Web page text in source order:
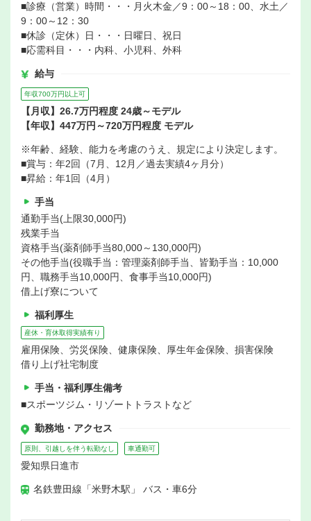
■診療（営業）時間・・・月火木金／9：00～18：00、水土／
9：00～12：30
■休診（定休）日・・・日曜日、祝日
■応需科目・・・内科、小児科、外科
給与
年収700万円以上可
【月収】26.7万円程度 24歳～モデル
【年収】447万円～720万円程度 モデル
※年齢、経験、能力を考慮のうえ、規定により決定します。
■賞与：年2回（7月、12月／過去実績4ヶ月分）
■昇給：年1回（4月）
手当
通勤手当(上限30,000円)
残業手当
資格手当(薬剤師手当80,000～130,000円)
その他手当(役職手当：管理薬剤師手当、皆勤手当：10,000
円、職務手当10,000円、食事手当10,000円)
借上げ寮について
福利厚生
産休・育休取得実績有り
雇用保険、労災保険、健康保険、厚生年金保険、損害保険
借り上げ社宅制度
手当・福利厚生備考
■スポーツジム・リゾートトラストなど
勤務地・アクセス
原則、引越しを伴う転勤なし 車通勤可
愛知県日進市
名鉄豊田線「米野木駅」 バス・車6分